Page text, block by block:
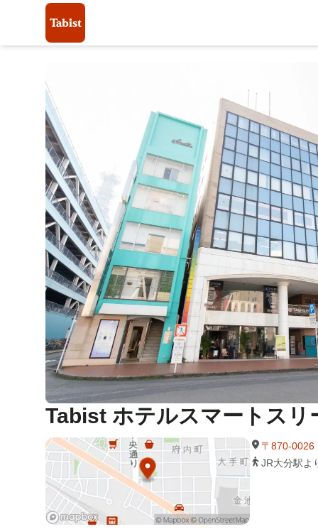
Tabist ホテルスマートスリ
〒870-0026
JR大分駅よ